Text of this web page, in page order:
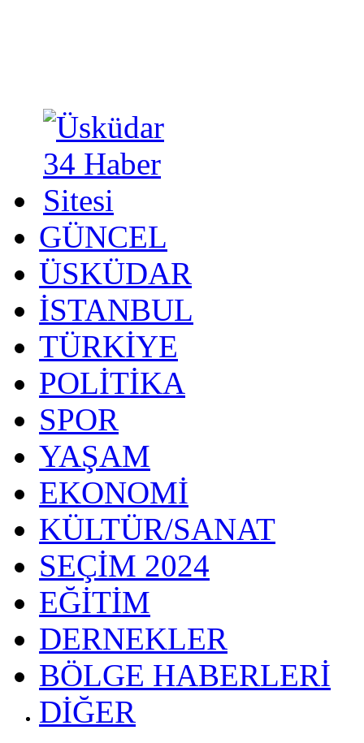
GÜNCEL
ÜSKÜDAR
İSTANBUL
TÜRKİYE
POLİTİKA
SPOR
YAŞAM
EKONOMİ
KÜLTÜR/SANAT
SEÇİM 2024
EĞİTİM
DERNEKLER
BÖLGE HABERLERİ
DİĞER